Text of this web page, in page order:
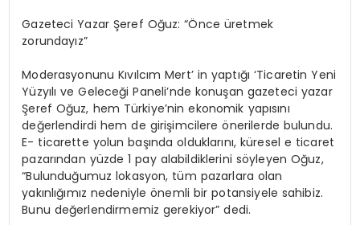
Gazeteci Yazar Şeref Oğuz: “Önce üretmek
zorundayız”
Moderasyonunu Kıvılcım Mert’ in yaptığı ‘Ticaretin Yeni
Yüzyılı ve Geleceği Paneli’nde konuşan gazeteci yazar
Şeref Oğuz, hem Türkiye’nin ekonomik yapısını
değerlendirdi hem de girişimcilere önerilerde bulundu.
E- ticarette yolun başında olduklarını, küresel e ticaret
pazarından yüzde 1 pay alabildiklerini söyleyen Oğuz,
“Bulunduğumuz lokasyon, tüm pazarlara olan
yakınlığımız nedeniyle önemli bir potansiyele sahibiz.
Bunu değerlendirmemiz gerekiyor” dedi.